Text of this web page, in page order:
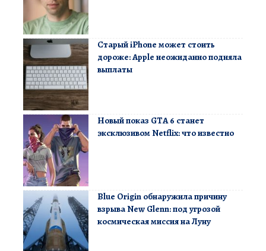
Старый iPhone может стоить
дороже: Apple неожиданно подняла
выплаты
Новый показ GTA 6 станет
эксклюзивом Netflix: что известно
Blue Origin обнаружила причину
взрыва New Glenn: под угрозой
космическая миссия на Луну